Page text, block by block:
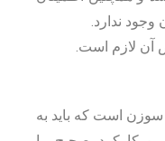
ندارد.
آن لازم است.
است که باید به